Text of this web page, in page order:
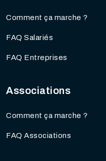
Comment ça marche ?
FAQ Salariés
FAQ Entreprises
Associations
Comment ça marche ?
FAQ Associations